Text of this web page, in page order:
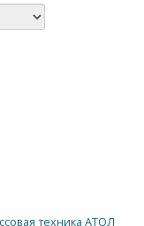
техника АТОЛ